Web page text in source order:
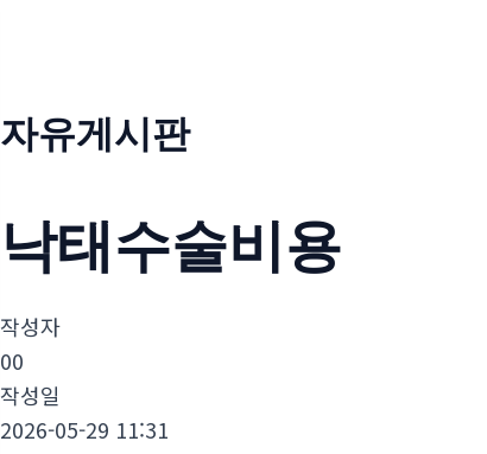
자유게시판
낙태수술비용
작성자
00
작성일
2026-05-29 11:31